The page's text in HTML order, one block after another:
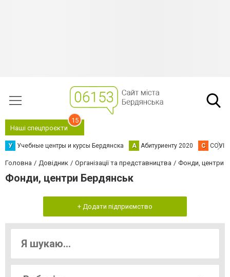
Наші спецпроєкти
15
У Учебные центры и курсы Бердянска А Абитуриенту 2020 C
Головна Довідник Організації та представництва Фонди, центри
Фонди, центри Бердянськ
+ Додати підприємство